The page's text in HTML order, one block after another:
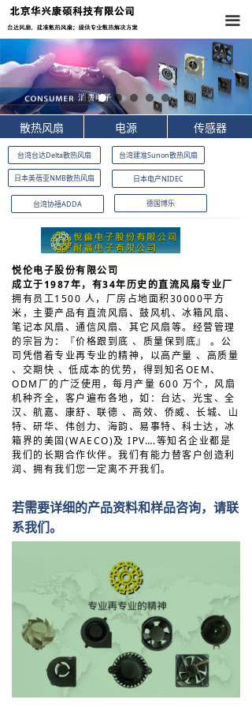
끀
首页
关于我们
产品中心
新闻资讯
联系我们
散热风扇 电源 传感器
若需要详细的产品资料和样品咨询，请联
系我们。
悦伦电子股份有限公司
成立于1987年，有34年历史的直流风扇专业厂
拥有员工1500 人，厂房占地面积30000平方
米，主要产品有直流风扇、鼓风机、冰箱风扇、
笔记本风扇、通信风扇、其它风扇等。经营管理
的宗旨为：『价格跟到底 、质量保到底』 。公
司凭借着专业再专业的精神，以高产量 、高质量
、交期快 、低成本的优势，得到知名OEM、
ODM厂的广泛使用，每月产量 600 万个，风扇
机种齐全，客户遍布各地，如：台达、光宝、全
汉、航嘉、康舒、联德 、高效、侨威、长城、山
特、研华、伟创力、海韵、易事特、科士达，冰
箱界的美固(WAECO)及 IPV….等知名企业都是
我们的长期合作伙伴。我们有能力替客户创造利
润、拥有我们您一定离不开我们。
台湾台达Delta散热风扇 台湾建准Sunon散热风扇
日本美蓓亚NMB散热风扇 日本电产NIDEC
台湾协禧ADDA 德国博乐